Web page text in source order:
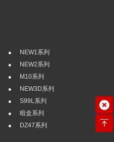
NEW1系列
NEW2系列
M10系列
NEW3D系列
S99L系列
暗盒系列
DZ47系列